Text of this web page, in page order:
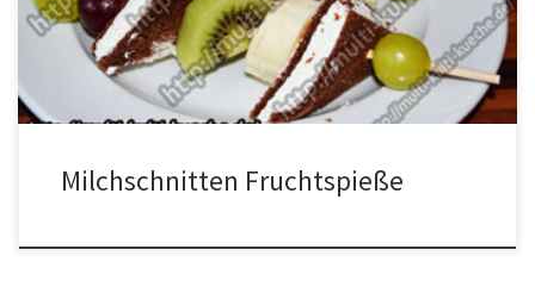
Milchschnitten Frucht Spieße Video Anleitung Ähnliche Rezepte
Milchschnitten Fruchtspieße